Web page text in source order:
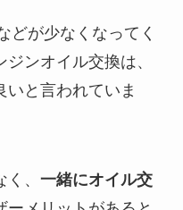
どが少なくなってく
ンオイル交換は、
と言われていま
、 一緒にオイル交